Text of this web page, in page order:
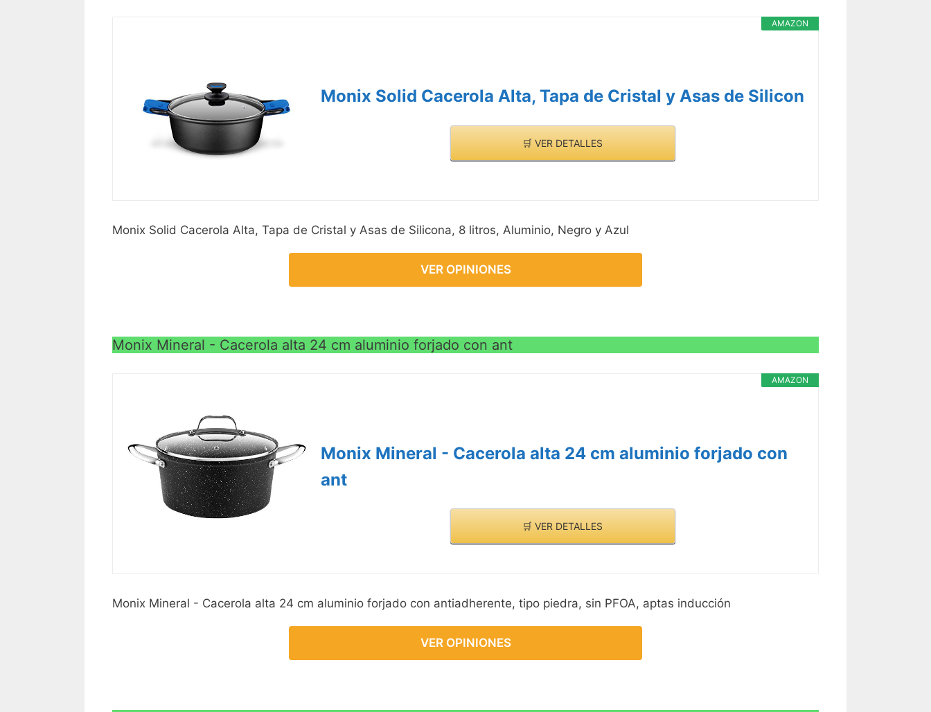
AMAZON
Monix Solid Cacerola Alta, Tapa de Cristal y Asas de Silicon
🛒 VER DETALLES
Monix Solid Cacerola Alta, Tapa de Cristal y Asas de Silicona, 8 litros, Aluminio, Negro y Azul
VER OPINIONES
Monix Mineral - Cacerola alta 24 cm aluminio forjado con ant
AMAZON
Monix Mineral - Cacerola alta 24 cm aluminio forjado con
ant
🛒 VER DETALLES
Monix Mineral - Cacerola alta 24 cm aluminio forjado con antiadherente, tipo piedra, sin PFOA, aptas inducción
VER OPINIONES